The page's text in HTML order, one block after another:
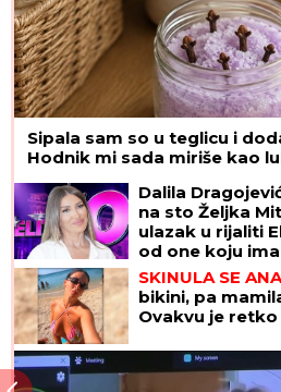
Sipala sam so u teglicu i
Hodnik mi sada miriše kao
Dalila
na sto Željka
ulazak u rijaliti
od one koju
SKINULA SE
bikini, pa
Ovakvu je